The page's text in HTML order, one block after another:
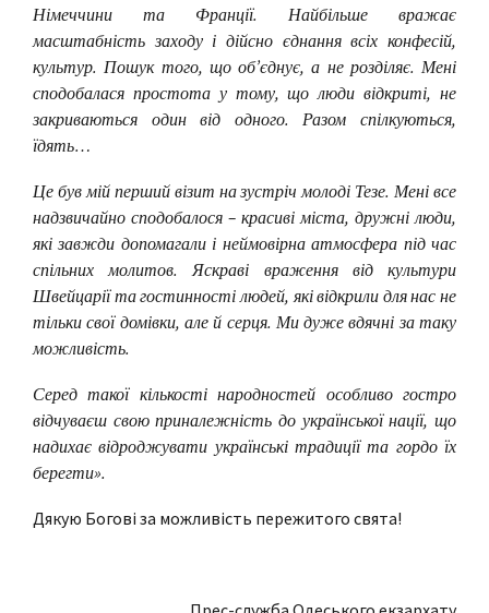
Німеччини та Франції. Найбільше вражає
масштабність заходу і дійсно єднання всіх конфесій,
культур. Пошук того, що об’єднує, а не розділяє. Мені
сподобалася простота у тому, що люди відкриті, не
закриваються один від одного. Разом спілкуються,
їдять…
Це був мій перший візит на зустріч молоді Тезе. Мені все
надзвичайно сподобалося – красиві міста, дружні люди,
які завжди допомагали і неймовірна атмосфера під час
спільних молитов. Яскраві враження від культури
Швейцарії та гостинності людей, які відкрили для нас не
тільки свої домівки, але й серця. Ми дуже вдячні за таку
можливість.
Серед такої кількості народностей особливо гостро
відчуваєш свою приналежність до української нації, що
надихає відроджувати українські традиції та гордо їх
берегти».
Дякую Богові за можливість пережитого свята!